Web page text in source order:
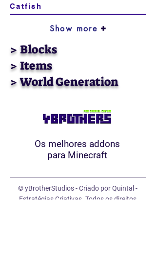
Catfish
Show more
> Blocks
> Items
> World Generation
Os melhores addons
para Minecraft
© yBrotherStudios - Criado por Quintal -
Estratégias Criativas. Todos os direitos